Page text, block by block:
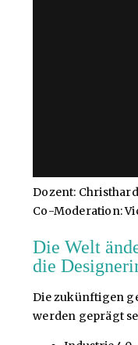
Dozent:
Co-Moderation:
Die Welt
die
Die zukünftigen
werden geprägt